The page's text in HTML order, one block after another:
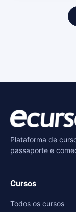
Plataforma de
passaporte e
Cursos
Todos os cursos